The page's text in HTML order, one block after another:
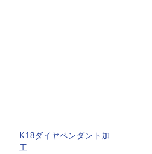
K18ダイヤペンダント加
工